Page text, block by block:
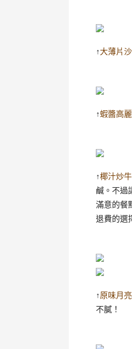
↑大薄片
↑蝦醬高
↑椰汁炒
鹹。不過
滿意的餐
退費的選
↑原味月
不膩！